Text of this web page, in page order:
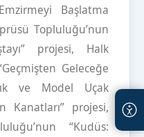
Başlatma
Topluluğu’nun
projesi, Halk
Geleceğe
ve Model Uçak
Kanatları” projesi,
“Kudüs: